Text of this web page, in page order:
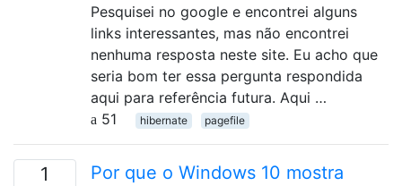
Pesquisei no google e encontrei alguns
links interessantes, mas não encontrei
nenhuma resposta neste site. Eu acho que
seria bom ter essa pergunta respondida
aqui para referência futura. Aqui …
51
hibernate pagefile
1
Por que o Windows 10 mostra